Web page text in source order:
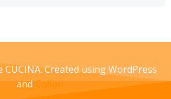
Created using WordPress
andColibri